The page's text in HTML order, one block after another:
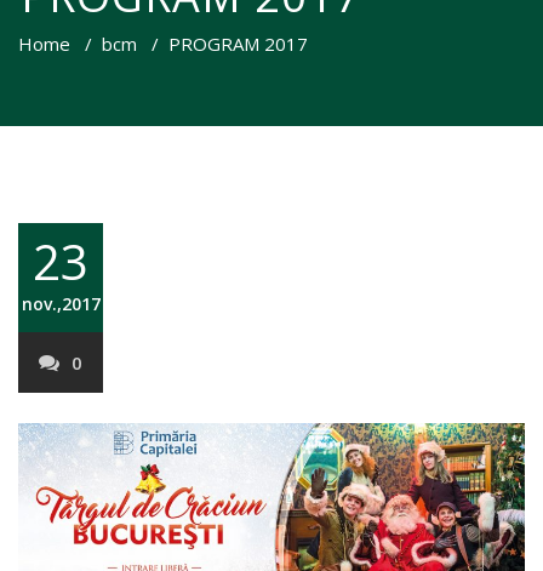
Home / bcm / PROGRAM 2017
23
nov.,2017
0